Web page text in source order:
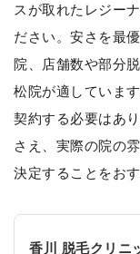
スが取れたレジー
ださい。安さを最
院、店舗数や部分
松院が適していま
契約する必要はあ
さえ、実際の院の
決定することをお
香川 脱毛クリニ